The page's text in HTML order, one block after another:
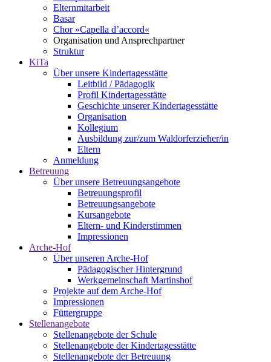
Elternmitarbeit
Basar
Chor »Capella d’accord«
Organisation und Ansprechpartner
Struktur
KiTa
Über unsere Kindertagesstätte
Leitbild / Pädagogik
Profil Kindertagesstätte
Geschichte unserer Kindertagesstätte
Organisation
Kollegium
Ausbildung zur/zum Waldorferzieher/in
Eltern
Anmeldung
Betreuung
Über unsere Betreuungsangebote
Betreuungsprofil
Betreuungsangebote
Kursangebote
Eltern- und Kinderstimmen
Impressionen
Arche-Hof
Über unseren Arche-Hof
Pädagogischer Hintergrund
Werkgemeinschaft Martinshof
Projekte auf dem Arche-Hof
Impressionen
Füttergruppe
Stellenangebote
Stellenangebote der Schule
Stellenangebote der Kindertagesstätte
Stellenangebote der Betreuung